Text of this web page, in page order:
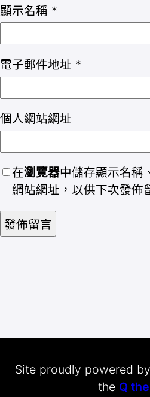
顯示名稱 *
電子郵件地址 *
個人網站網址
在瀏覽器中儲存顯示名稱
網站網址，以供下次發佈
Site proudly powered by
the Q